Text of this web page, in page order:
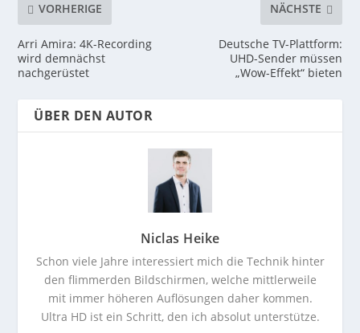
VORHERIGE
Arri Amira: 4K-Recording
wird demnächst
nachgerüstet
NÄCHSTE
Deutsche TV-Plattform:
UHD-Sender müssen
„Wow-Effekt“ bieten
ÜBER DEN AUTOR
Niclas Heike
Schon viele Jahre interessiert mich die Technik hinter
den flimmerden Bildschirmen, welche mittlerweile
mit immer höheren Auflösungen daher kommen.
Ultra HD ist ein Schritt, den ich absolut unterstütze.